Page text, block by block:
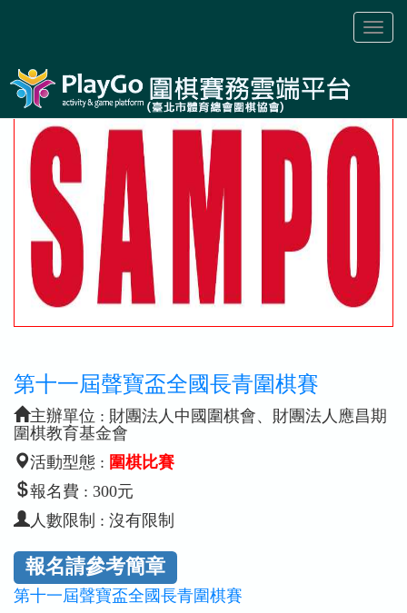
Toggle
第十一屆聲寶盃全國長青圍棋賽
主辦單位 : 財團法人中國圍棋會、財團法人應昌期
圍棋教育基金會
活動型態 : 圍棋比賽
報名費 : 300元
人數限制 : 沒有限制
報名請參考簡章
第十一屆聲寶盃全國長青圍棋賽